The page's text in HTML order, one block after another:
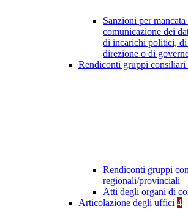
Sanzioni per
comunicazione dei
di incarichi politici, di
direzione o di
Rendiconti gruppi
Rendiconti gruppi
regionali/provinciali
Atti degli organi di
Articolazione degli uffici 4